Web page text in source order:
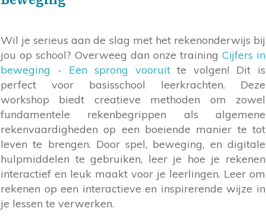
Wil je serieus aan de slag met het rekenonderwijs bij
jou op school? Overweeg dan onze training Cijfers in
beweging - Een sprong vooruitte volgen! Dit is
perfect voor basisschool leerkrachten. Deze
workshop biedt creatieve methoden om zowel
fundamentele rekenbegrippen als algemene
rekenvaardigheden op een boeiende manier te tot
leven te brengen. Door spel, beweging, en digitale
hulpmiddelen te gebruiken, leer je hoe je rekenen
interactief en leuk maakt voor je leerlingen. Leer om
rekenen op een interactieve en inspirerende wijze in
je lessen te verwerken.